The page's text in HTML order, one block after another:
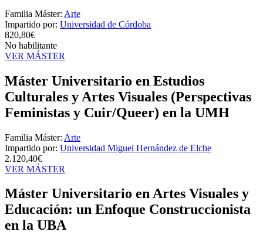
Familia Máster: Arte
Impartido por: Universidad de Córdoba
820,80€
No habilitante
VER MÁSTER
Máster Universitario en Estudios
Culturales y Artes Visuales (Perspectivas
Feministas y Cuir/Queer) en la UMH
Familia Máster: Arte
Impartido por: Universidad Miguel Hernández de Elche
2.120,40€
VER MÁSTER
Máster Universitario en Artes Visuales y
Educación: un Enfoque Construccionista
en la UBA